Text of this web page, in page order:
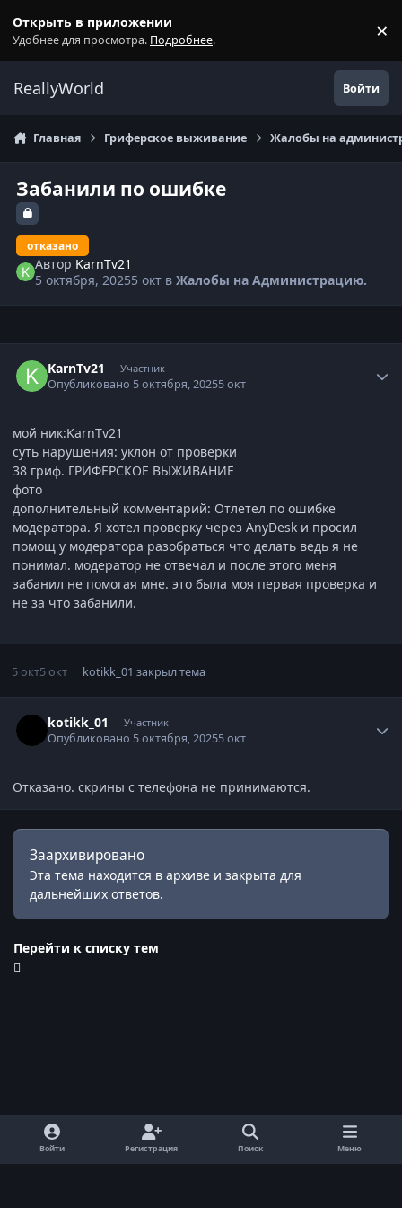
Открыть в приложении
Удобнее для просмотра. Подробнее. ×
ReallyWorld Войти
Главная Гриферское выживание Жалобы на
Забанили по ошибке
отказано
Автор KarnTv21
5 октября, 20255 окт вЖалобы на Администрацию.
KarnTv21 Участник
Опубликовано 5 октября, 20255 окт
мой ник:KarnTv21
суть нарушения: уклон от проверки
38 гриф. ГРИФЕРСКОЕ ВЫЖИВАНИЕ
фото
дополнительный комментарий: Отлетел по ошибке
модератора. Я хотел проверку через AnyDesk и просил
помощ у модератора разобраться что делать ведь я не
понимал. модератор не отвечал и после этого меня
забанил не помогая мне. это была моя первая проверка и
не за что забанили.
5 окт5 окт kotikk_01 закрыл тема
kotikk_01 Участник
Опубликовано 5 октября, 20255 окт
Отказано. скрины с телефона не принимаются.
Заархивировано
Эта тема находится в архиве и закрыта для
дальнейших ответов.
Перейти к списку тем
Войти Регистрация Поиск Меню